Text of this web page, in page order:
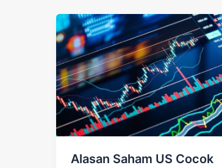
Alasan Saham US Cocok